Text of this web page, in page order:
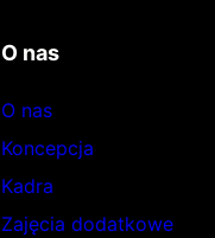
O nas
O nas
Koncepcja
Kadra
Zajęcia dodatkowe